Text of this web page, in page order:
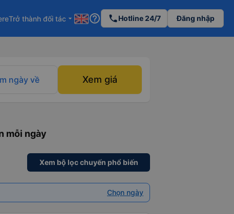
Trở thành đối tác arrow_drop_down help_outline phoneHotline 24/7 Đăng nhập
ngày về Xem giá
mỗi ngày
Xem bộ lọc chuyến phổ biến
Chọn ngày